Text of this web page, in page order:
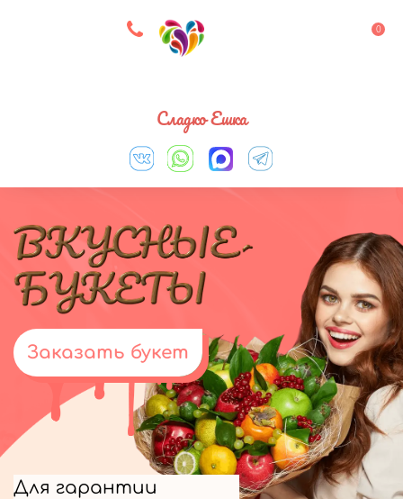
8 927 083 33 05 0
Сладко Ешка
Заказать букет
Для гарантии